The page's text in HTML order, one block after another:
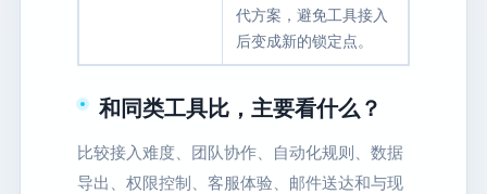
代方案，避免工具接入
后变成新的锁定点。
和同类工具比，主要看什么？
比较接入难度、团队协作、自动化规则、数据
导出、权限控制、客服体验、邮件送达和与现